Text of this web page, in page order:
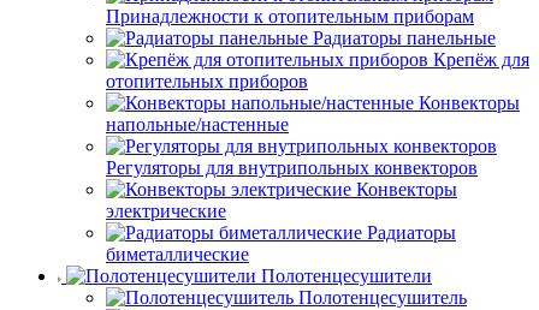
Принадлежности к отопительным приборам
Радиаторы панельные
Крепёж для
отопительных приборов
Конвекторы
напольные/настенные
Регуляторы для внутрипольных конвекторов
Конвекторы
электрические
Радиаторы
биметаллические
Полотенцесушители
Полотенцесушитель